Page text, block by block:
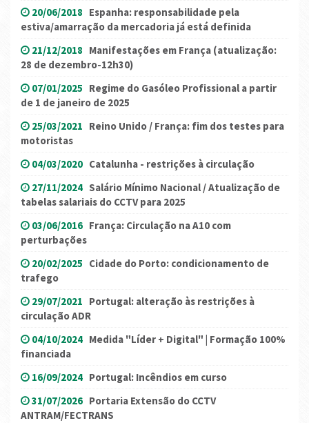
20/06/2018 Espanha: responsabilidade pela
estiva/amarração da mercadoria já está definida
21/12/2018 Manifestações em França (atualização:
28 de dezembro-12h30)
07/01/2025 Regime do Gasóleo Profissional a partir
de 1 de janeiro de 2025
25/03/2021 Reino Unido / França: fim dos testes para
motoristas
04/03/2020 Catalunha - restrições à circulação
27/11/2024 Salário Mínimo Nacional / Atualização de
tabelas salariais do CCTV para 2025
03/06/2016 França: Circulação na A10 com
perturbações
20/02/2025 Cidade do Porto: condicionamento de
trafego
29/07/2021 Portugal: alteração às restrições à
circulação ADR
04/10/2024 Medida "Líder + Digital" | Formação 100%
financiada
16/09/2024 Portugal: Incêndios em curso
31/07/2026 Portaria Extensão do CCTV
ANTRAM/FECTRANS